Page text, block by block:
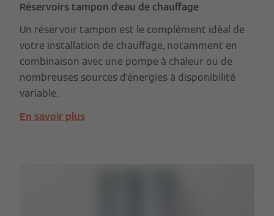
Réservoirs tampon d'eau de chauffage
Un réservoir tampon est le complément idéal de
votre installation de chauffage, notamment en
combinaison avec une pompe à chaleur ou de
nombreuses sources d'énergies à disponibilité
variable.
En savoir plus